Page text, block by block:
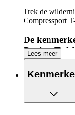
Trek de
Compressport
De
Racing T-
Shirt
houden
Lees meer